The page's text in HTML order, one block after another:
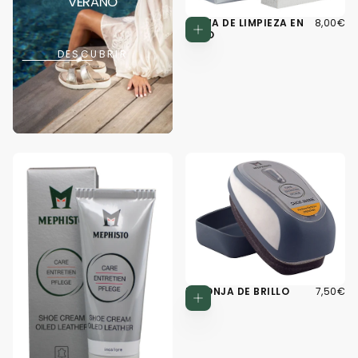
DESCUBRIR
Agregar al
GOMA DE LIMPIEZA EN
SECO
8,00€
PRECIO
8,00€
Agregar al
ESPONJA DE BRILLO 7,50€
PRECIO
7,50€